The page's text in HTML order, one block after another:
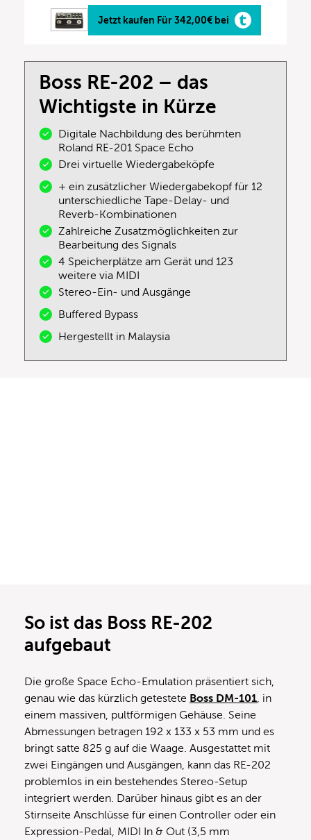
Jetzt kaufen Für 342,00€ bei
Boss RE-202 – das
Wichtigste in Kürze
Digitale Nachbildung des berühmten
Roland RE-201 Space Echo
Drei virtuelle Wiedergabeköpfe
+ ein zusätzlicher Wiedergabekopf für 12
unterschiedliche Tape-Delay- und
Reverb-Kombinationen
Zahlreiche Zusatzmöglichkeiten zur
Bearbeitung des Signals
4 Speicherplätze am Gerät und 123
weitere via MIDI
Stereo-Ein- und Ausgänge
Buffered Bypass
Hergestellt in Malaysia
So ist das Boss RE-202
aufgebaut
Die große Space Echo-Emulation präsentiert sich,
genau wie das kürzlich getestete Boss DM-101, in
einem massiven, pultförmigen Gehäuse. Seine
Abmessungen betragen 192 x 133 x 53 mm und es
bringt satte 825 g auf die Waage. Ausgestattet mit
zwei Eingängen und Ausgängen, kann das RE-202
problemlos in ein bestehendes Stereo-Setup
integriert werden. Darüber hinaus gibt es an der
Stirnseite Anschlüsse für einen Controller oder ein
Expression-Pedal, MIDI In & Out (3,5 mm